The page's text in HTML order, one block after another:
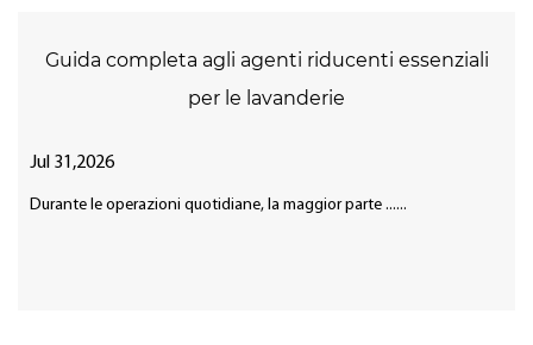
Guida completa agli agenti riducenti essenziali
per le lavanderie
Jul 31,2026
Durante le operazioni quotidiane, la maggior parte ......